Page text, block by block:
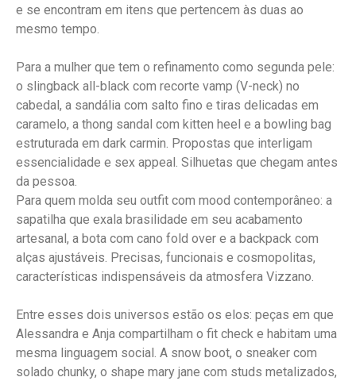
e se encontram em itens que pertencem às duas ao
mesmo tempo.
Para a mulher que tem o refinamento como segunda pele:
o slingback all-black com recorte vamp (V-neck) no
cabedal, a sandália com salto fino e tiras delicadas em
caramelo, a thong sandal com kitten heel e a bowling bag
estruturada em dark carmin. Propostas que interligam
essencialidade e sex appeal. Silhuetas que chegam antes
da pessoa.
Para quem molda seu outfit com mood contemporâneo: a
sapatilha que exala brasilidade em seu acabamento
artesanal, a bota com cano fold over e a backpack com
alças ajustáveis. Precisas, funcionais e cosmopolitas,
características indispensáveis da atmosfera Vizzano.
Entre esses dois universos estão os elos: peças em que
Alessandra e Anja compartilham o fit check e habitam uma
mesma linguagem social. A snow boot, o sneaker com
solado chunky, o shape mary jane com studs metalizados,